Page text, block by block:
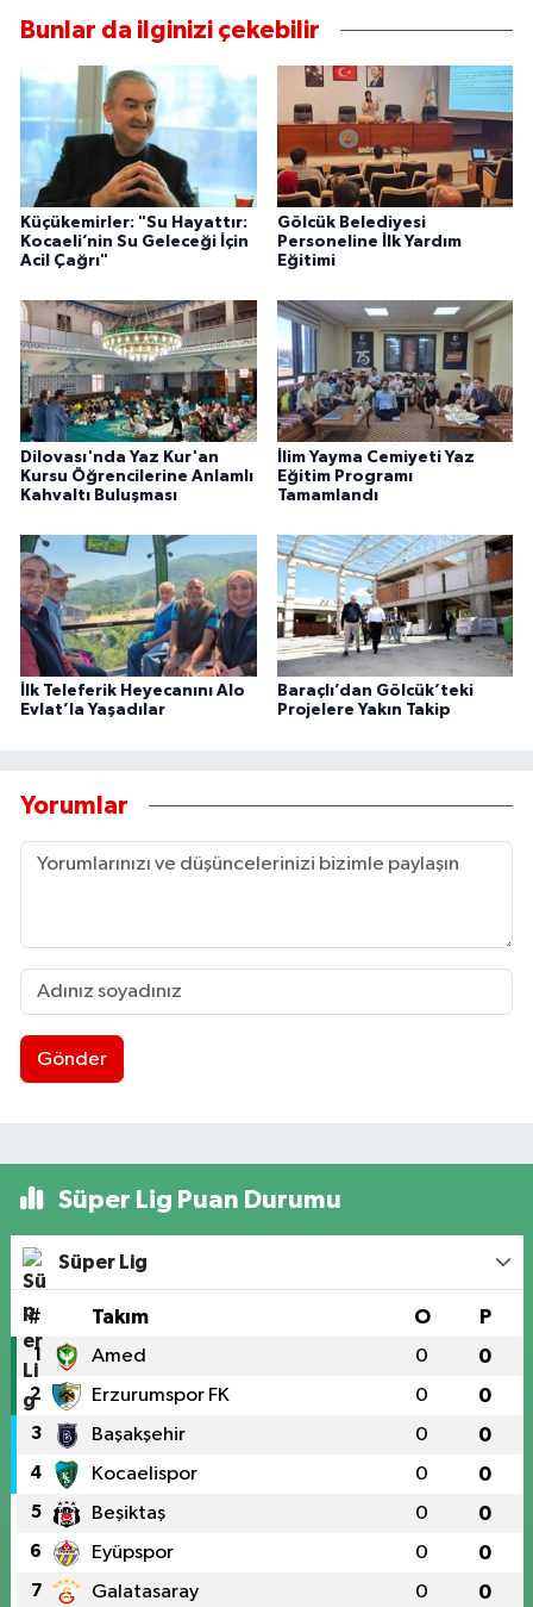
Bunlar da ilginizi çekebilir
Küçükemirler: "Su Hayattır:
Kocaeli’nin Su Geleceği İçin
Acil Çağrı"
Gölcük Belediyesi
Personeline İlk Yardım
Eğitimi
Dilovası'nda Yaz Kur'an
Kursu Öğrencilerine Anlamlı
Kahvaltı Buluşması
İlim Yayma Cemiyeti Yaz
Eğitim Programı
Tamamlandı
İlk Teleferik Heyecanını Alo
Evlat’la Yaşadılar
Baraçlı’dan Gölcük’teki
Projelere Yakın Takip
Yorumlar
Gönder
Süper Lig Puan Durumu
Süper Lig
# Takım O P
1 Amed 0 0
2 Erzurumspor FK 0 0
3 Başakşehir 0 0
4 Kocaelispor 0 0
5 Beşiktaş 0 0
6 Eyüpspor 0 0
7 Galatasaray 0 0